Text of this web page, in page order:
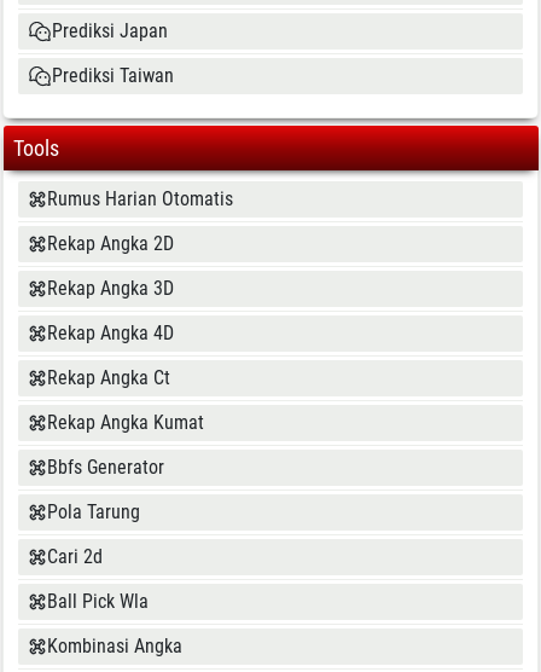
Prediksi Japan
Prediksi Taiwan
Tools
Rumus Harian Otomatis
Rekap Angka 2D
Rekap Angka 3D
Rekap Angka 4D
Rekap Angka Ct
Rekap Angka Kumat
Bbfs Generator
Pola Tarung
Cari 2d
Ball Pick Wla
Kombinasi Angka